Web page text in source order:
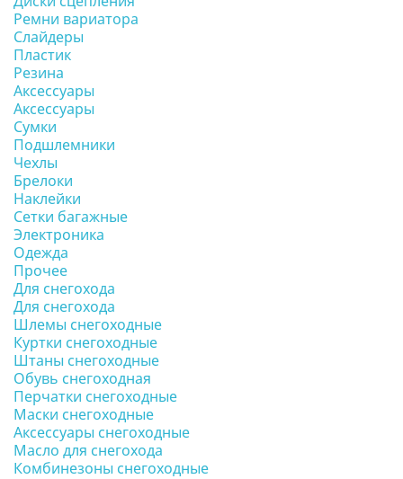
Ремни вариатора
Слайдеры
Пластик
Резина
Аксессуары
Аксессуары
Сумки
Подшлемники
Чехлы
Брелоки
Наклейки
Сетки багажные
Электроника
Одежда
Прочее
Для снегохода
Для снегохода
Шлемы снегоходные
Куртки снегоходные
Штаны снегоходные
Обувь снегоходная
Перчатки снегоходные
Маски снегоходные
Аксессуары снегоходные
Масло для снегохода
Комбинезоны снегоходные